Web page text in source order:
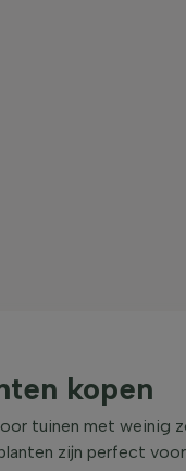
kopen
tuinen met weinig
zijn perfect